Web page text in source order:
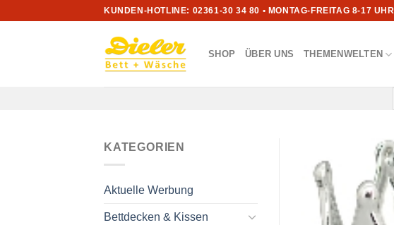
KUNDEN-HOTLINE: 02361-30 34 80 • MONTAG-FREITAG 8-17 UHR
SHOP ÜBER UNS THEMENWELTEN
KATEGORIEN
Aktuelle Werbung
Bettdecken & Kissen